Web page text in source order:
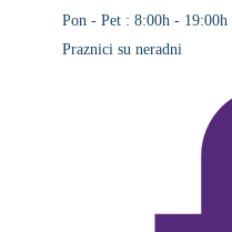
Pon - Pet : 8:00h - 19:00h
Praznici su neradni